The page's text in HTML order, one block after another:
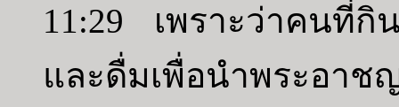
11:29 เพราะว่าคนที่
และดื่มเพื่อนำพระอาช